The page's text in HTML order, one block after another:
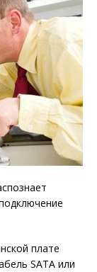
плате
SATA или